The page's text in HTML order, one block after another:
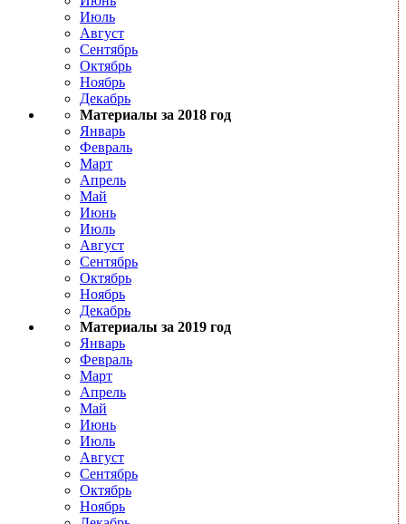
Июль
Август
Сентябрь
Октябрь
Ноябрь
Декабрь
Материалы за 2018 год
Январь
Февраль
Март
Апрель
Май
Июнь
Июль
Август
Сентябрь
Октябрь
Ноябрь
Декабрь
Материалы за 2019 год
Январь
Февраль
Март
Апрель
Май
Июнь
Июль
Август
Сентябрь
Октябрь
Ноябрь